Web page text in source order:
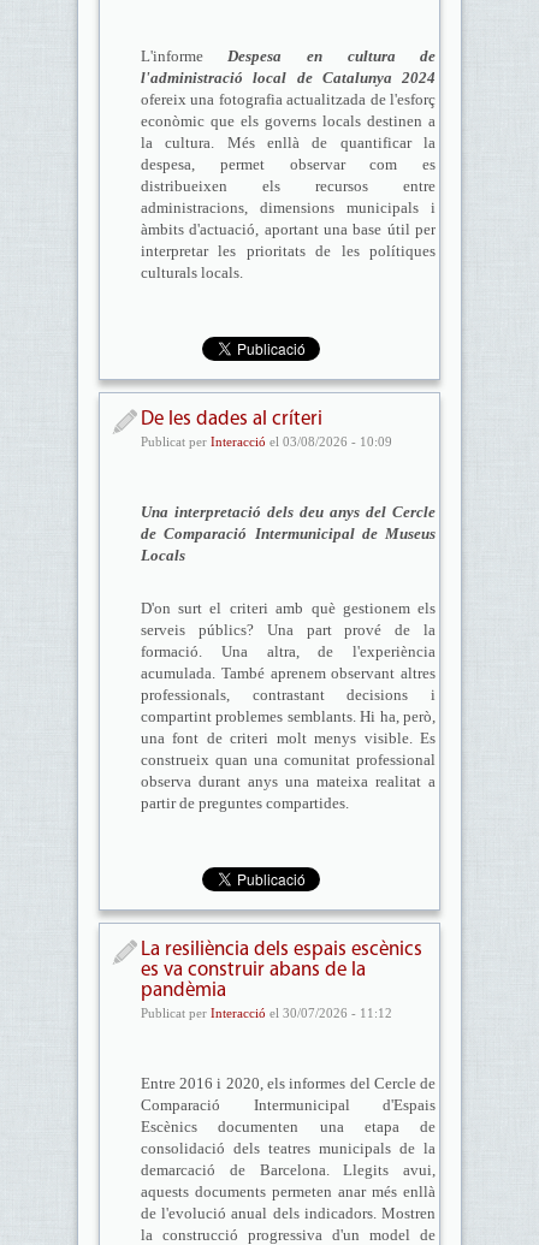
L'informeDespesa en cultura de
l'administració local de Catalunya 2024
ofereix una fotografia actualitzada de l'esforç
econòmic que els governs locals destinen a
la cultura. Més enllà de quantificar la
despesa, permet observar com es
distribueixen els recursos entre
administracions, dimensions municipals i
àmbits d'actuació, aportant una base útil per
interpretar les prioritats de les polítiques
culturals locals.
De les dades al críteri
Publicat per Interacció el 03/08/2026 - 10:09
Una interpretació dels deu anys del Cercle
de Comparació Intermunicipal de Museus
Locals
D'on surt el criteri amb què gestionem els
serveis públics? Una part prové de la
formació. Una altra, de l'experiència
acumulada. També aprenem observant altres
professionals, contrastant decisions i
compartint problemes semblants. Hi ha, però,
una font de criteri molt menys visible. Es
construeix quan una comunitat professional
observa durant anys una mateixa realitat a
partir de preguntes compartides.
La resiliència dels espais escènics
es va construir abans de la
pandèmia
Publicat per Interacció el 30/07/2026 - 11:12
Entre 2016 i 2020, els informes del Cercle de
Comparació Intermunicipal d'Espais
Escènics documenten una etapa de
consolidació dels teatres municipals de la
demarcació de Barcelona. Llegits avui,
aquests documents permeten anar més enllà
de l'evolució anual dels indicadors. Mostren
la construcció progressiva d'un model de